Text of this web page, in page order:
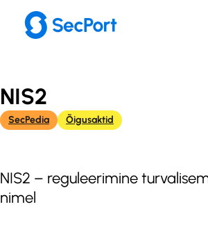
juurde
NIS2
SecPedia Õigusaktid
NIS2 – reguleerimine
nimel